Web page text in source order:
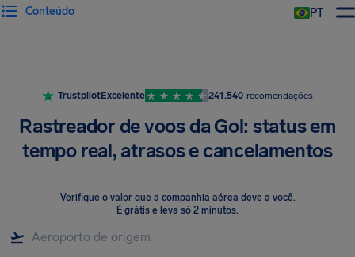
PT
Conteúdo
TrustpilotExcelente 241.540 recomendações
Rastreador de voos da Gol: status em
tempo real, atrasos e cancelamentos
Verifique o valor que a companhia aérea deve a você.
É grátis e leva só 2 minutos.